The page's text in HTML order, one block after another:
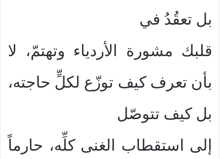
بل تعقُدُ في
قلبك مشورة الأردياء وتهتمّ، لا
بأن تعرف كيف توزّع لكلٍّ حاجته،
بل كيف تتوصّل
إلى استقطاب الغنى كلِّه، حارماً